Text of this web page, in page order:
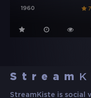
1960
Stream
StreamKiste is social